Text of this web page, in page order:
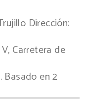
Dirección:
Carretera de
Basado en2